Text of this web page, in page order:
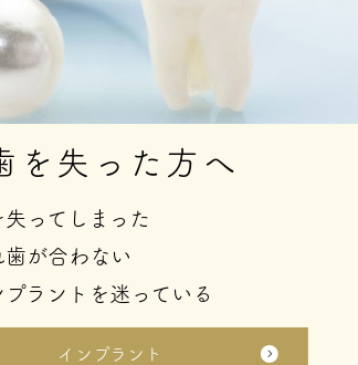
を失った方へ
失ってしまった
歯が合わない
プラントを迷っている
インプラント